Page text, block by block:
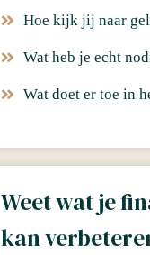
Hoe kijk jij naar
Wat heb je echt
Wat doet er toe in
Weet wat je
kan